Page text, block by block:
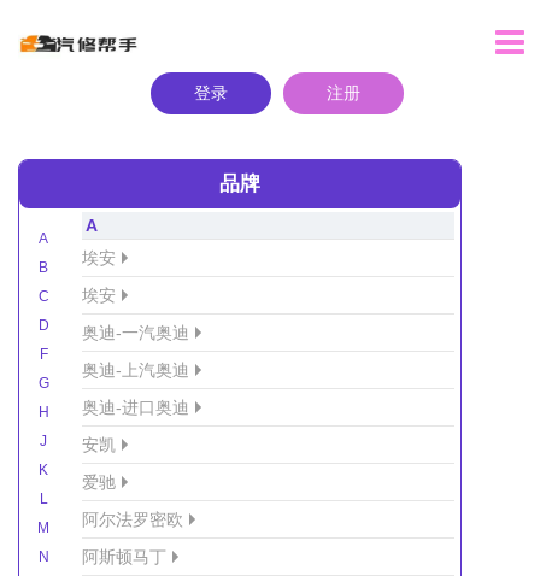
登录 注册
品牌
A
B
C
D
F
G
H
J
K
L
M
N
A
埃安
埃安
奥迪-一汽奥迪
奥迪-上汽奥迪
奥迪-进口奥迪
安凯
爱驰
阿尔法罗密欧
阿斯顿马丁